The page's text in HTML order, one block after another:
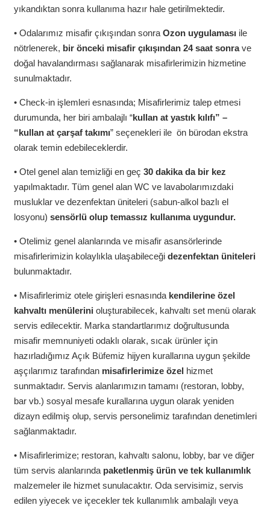
yıkandıktan sonra kullanıma hazır hale getirilmektedir.
• Odalarımız misafir çıkışından sonraOzon uygulamasıile
nötrlenerek, bir önceki misafir çıkışından 24 saat sonrave
doğal havalandırması sağlanarak misafirlerimizin hizmetine
sunulmaktadır.
• Check-in işlemleri esnasında; Misafirlerimiz talep etmesi
durumunda, her biri ambalajlı “kullan at yastık kılıfı” –
“kullan at çarşaf takımı” seçenekleri ile ön bürodan ekstra
olarak temin edebileceklerdir.
• Otel genel alan temizliği en geç 30 dakika da bir kez
yapılmaktadır. Tüm genel alan WC ve lavabolarımızdaki
musluklar ve dezenfektan üniteleri (sabun-alkol bazlı el
losyonu) sensörlü olup temassız kullanıma uygundur.
• Otelimiz genel alanlarında ve misafir asansörlerinde
misafirlerimizin kolaylıkla ulaşabileceği dezenfektan üniteleri
bulunmaktadır.
• Misafirlerimiz otele girişleri esnasında kendilerine özel
kahvaltı menülerini oluşturabilecek, kahvaltı set menü olarak
servis edilecektir. Marka standartlarımız doğrultusunda
misafir memnuniyeti odaklı olarak, sıcak ürünler için
hazırladığımız Açık Büfemiz hijyen kurallarına uygun şekilde
aşçılarımız tarafındanmisafirlerimize özel hizmet
sunmaktadır. Servis alanlarımızın tamamı (restoran, lobby,
bar vb.) sosyal mesafe kurallarına uygun olarak yeniden
dizayn edilmiş olup, servis personelimiz tarafından denetimleri
sağlanmaktadır.
• Misafirlerimize; restoran, kahvaltı salonu, lobby, bar ve diğer
tüm servis alanlarında paketlenmiş ürün ve tek kullanımlık
malzemeler ile hizmet sunulacaktır. Oda servisimiz, servis
edilen yiyecek ve içecekler tek kullanımlık ambalajlı veya